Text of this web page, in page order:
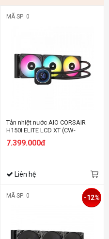
MÃ SP: 0
Tản nhiệt nước AIO CORSAIR
H150I ELITE LCD XT (CW-
7.399.000đ
Liên hệ
MÃ SP: 0 -12%